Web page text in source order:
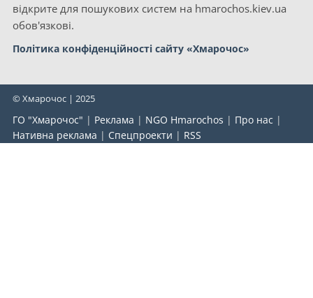
відкрите для пошукових систем на hmarochos.kiev.ua
обов'язкові.
Політика конфіденційності сайту «Хмарочос»
© Хмарочос | 2025
ГО "Хмарочос" | Реклама | NGO Hmarochos | Про нас |
Нативна реклама | Спецпроекти | RSS